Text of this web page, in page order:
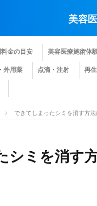
美容
金の目安 美容医療施術体
外用薬 点滴・注射 再
できてしまったシミを消す方
シミを消す